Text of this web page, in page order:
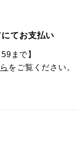
てお支払い
まで】
をご覧ください。